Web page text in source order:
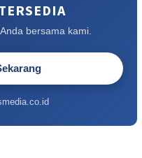
bersama kami.